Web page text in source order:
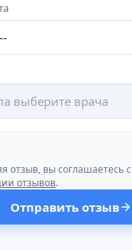
выберите врача
отзыв, вы соглашаетесь с
отзывов.
Отправить отзыв